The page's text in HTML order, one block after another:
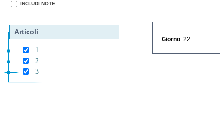
INCLUDI NOTE
Articoli
1
2
3
Giorno : 22